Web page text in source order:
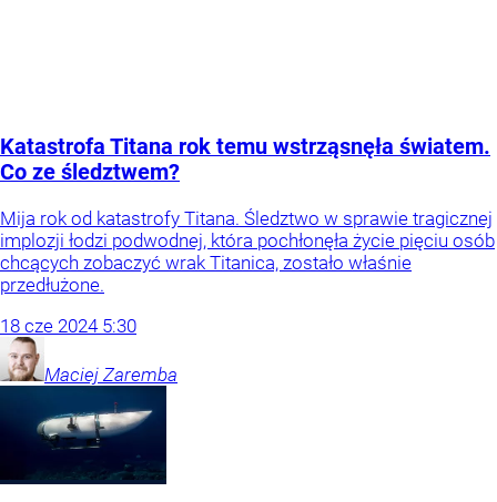
Katastrofa Titana rok temu wstrząsnęła światem.
Co ze śledztwem?
Mija rok od katastrofy Titana. Śledztwo w sprawie tragicznej
implozji łodzi podwodnej, która pochłonęła życie pięciu osób
chcących zobaczyć wrak Titanica, zostało właśnie
przedłużone.
18 cze 2024 5:30
Maciej Zaremba